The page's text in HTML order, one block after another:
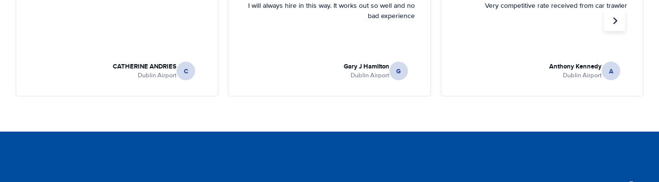
Very competitive rate received from car trawler
A
Anthony Kennedy
Dublin Airport
I will always hire in this way. It works out so well and no
bad experience
G
Gary J Hamilton
Dublin Airport
C
CATHERINE ANDRIES
Dublin Airport